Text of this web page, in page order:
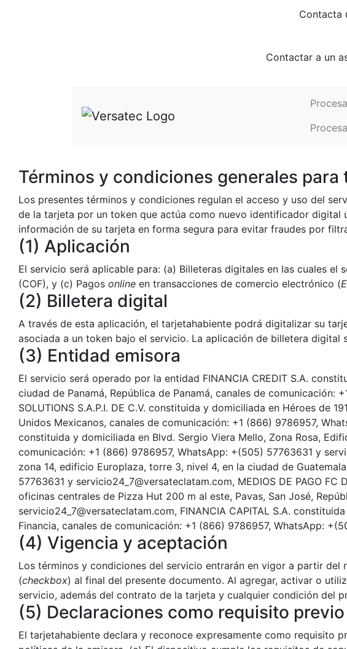
Contacta
Contactar a un
Términos y condiciones generales para
Los presentes términos y condiciones regulan el acceso y uso del
de la tarjeta por un token que actúa como nuevo identificador digital
información de su tarjeta en forma segura para evitar fraudes por
(1) Aplicación
El servicio será aplicable para: (a) Billeteras digitales en las cuales
(COF), y (c) Pagos online en transacciones de comercio electrónico (
(2) Billetera digital
A través de esta aplicación, el tarjetahabiente podrá digitalizar su
asociada a un token bajo el servicio. La aplicación de billetera
(3) Entidad emisora
El servicio será operado por la entidad FINANCIA CREDIT S.A.
ciudad de Panamá, República de Panamá, canales de comunicación:
SOLUTIONS S.A.P.I. DE C.V. constituida y domiciliada en Héroes de
Unidos Mexicanos, canales de comunicación: +1 (866) 9786957,
constituida y domiciliada en Blvd. Sergio Viera Mello, Zona Rosa,
comunicación: +1 (866) 9786957, WhatsApp: +(505) 57763631 y
zona 14, edificio Europlaza, torre 3, nivel 4, en la ciudad de
57763631 y servicio24_7@versateclatam.com, MEDIOS DE PAGO
oficinas centrales de Pizza Hut 200 m al este, Pavas, San José,
servicio24_7@versateclatam.com, FINANCIA CAPITAL S.A.
Financia, canales de comunicación: +1 (866) 9786957, WhatsApp:
(4) Vigencia y aceptación
Los términos y condiciones del servicio entrarán en vigor a partir
(checkbox) al final del presente documento. Al agregar, activar o
servicio, además del contrato de la tarjeta y cualquier condición del
(5) Declaraciones como requisito
El tarjetahabiente declara y reconoce expresamente como requisito